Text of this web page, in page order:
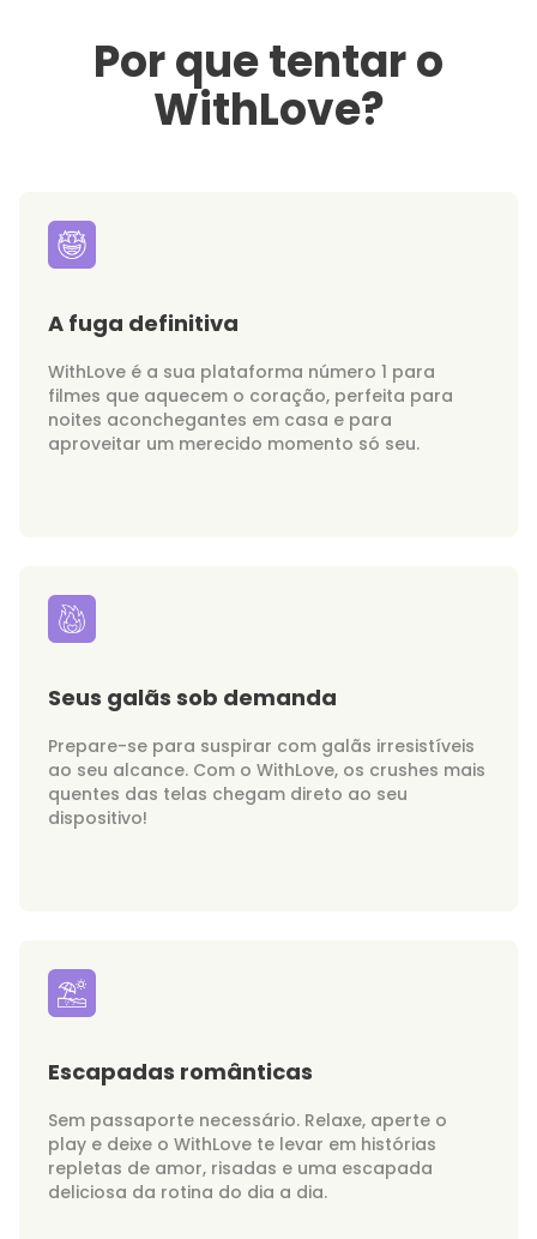
Por que tentar o
WithLove?
A fuga definitiva
WithLove é a sua plataforma número 1 para
filmes que aquecem o coração, perfeita para
noites aconchegantes em casa e para
aproveitar um merecido momento só seu.
Seus galãs sob demanda
Prepare-se para suspirar com galãs irresistíveis
ao seu alcance. Com o WithLove, os crushes mais
quentes das telas chegam direto ao seu
dispositivo!
Escapadas românticas
Sem passaporte necessário. Relaxe, aperte o
play e deixe o WithLove te levar em histórias
repletas de amor, risadas e uma escapada
deliciosa da rotina do dia a dia.